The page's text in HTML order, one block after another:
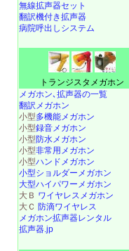
無線拡声器セット
翻訳機付き拡声器
病院呼出しシステム
トランジスタメガホン
メガホン､拡声器の一覧
翻訳メガホン
小型多機能メガホン
小型録音メガホン
小型防水メガホン
小型非常用メガホン
小型ハンドメガホン
小型ショルダーメガホン
大型ハイパワーメガホン
大Ｂ ワイヤレスメガホン
大Ｃ 防滴ワイヤレス
メガホン拡声器レンタル
拡声器.jp